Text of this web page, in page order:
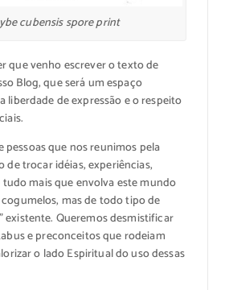
cubensis spore print
que venho escrever o texto de
Blog, que será um espaço
liberdade de expressão e o respeito
pessoas que nos reunimos pela
de trocar idéias, experiências,
mais que envolva este mundo
mas de todo tipo de
existente. Queremos desmistificar
e preconceitos que rodeiam
o lado Espiritual do uso dessas